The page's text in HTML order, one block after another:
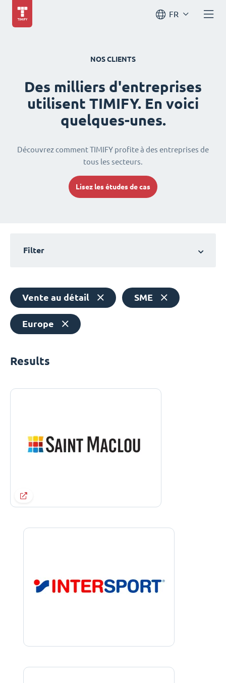
FR
NOS CLIENTS
Des milliers d'entreprises
utilisent TIMIFY. En voici
quelques-unes.
Découvrez comment TIMIFY profite à des entreprises de
tous les secteurs.
Lisez les études de cas
Filter
Vente au détail SME
Europe
Results